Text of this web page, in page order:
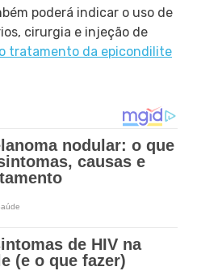
poderá indicar o uso de
cirurgia e injeção de
tratamento da epicondilite